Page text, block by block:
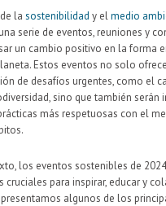
la sostenibilidad y elmedio
serie de eventos, reuniones y
un cambio positivo en la forma
Estos eventos no solo
de desafíos urgentes, como el
sino que también serán
más respetuosas con el
los eventos sostenibles de
cruciales para inspirar, educar y
algunos de los